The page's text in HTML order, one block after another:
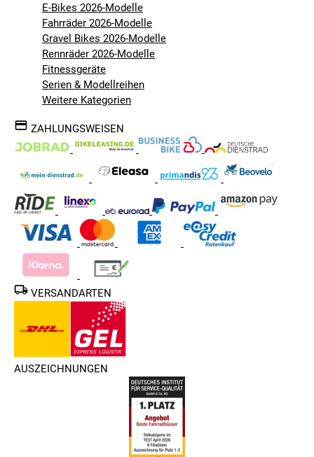
E-Bikes 2026-Modelle
Fahrräder 2026-Modelle
Gravel Bikes 2026-Modelle
Rennräder 2026-Modelle
Fitnessgeräte
Serien & Modellreihen
Weitere Kategorien
ZAHLUNGSWEISEN
VERSANDARTEN
AUSZEICHNUNGEN